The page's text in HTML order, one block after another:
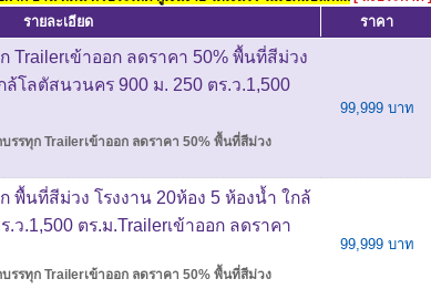
รายละเอียด ราคา
Trailerเข้าออก ลดราคา 50% พื้นที่สีม่วง
ล้โลตัสนวนคร 900 ม. 250 ตร.ว.1,500
บรรทุก Trailerเข้าออก ลดราคา 50% พื้นที่สีม่วง
99,999 บาท
พื้นที่สีม่วง โรงงาน 20ห้อง 5 ห้องน้ำ ใกล้
ว.1,500 ตร.ม.Trailerเข้าออก ลดราคา
บรรทุก Trailerเข้าออก ลดราคา 50% พื้นที่สีม่วง
99,999 บาท